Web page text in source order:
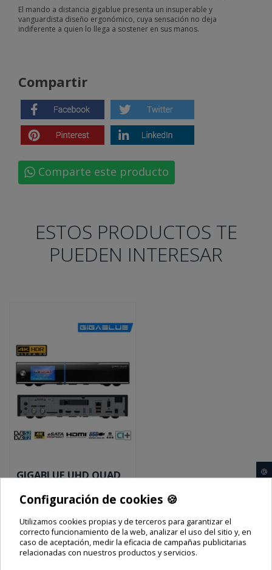
El mando a distancia gigablue presenta un insuperable y
vanguardista diseño ergonómico, cuya sensación no deja
indiferente a quien lo llega a sostener en sus manos.
Compartir
Comparte este producto
ESTOS PRODUCTOS TE
PUEDEN INTERESAR
GIGABLUE UHD QUAD
Precio final
279,00 €
-40,00 € 319,00 €
Envío e impuestos incluidos
Configuración de cookies 🍪
Utilizamos cookies propias y de terceros para garantizar el
correcto funcionamiento de la web, analizar el uso del sitio y, en
caso de aceptación, medir la eficacia de campañas publicitarias
relacionadas con nuestros productos y servicios.
🍪